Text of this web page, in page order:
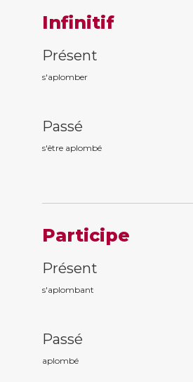
Infinitif
Présent
s'aplomber
Passé
s'être aplombé
Participe
Présent
s'aplombant
Passé
aplombé